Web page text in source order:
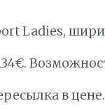
Ladies,
в цене.